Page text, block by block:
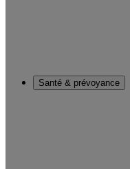
Santé & prévoyance